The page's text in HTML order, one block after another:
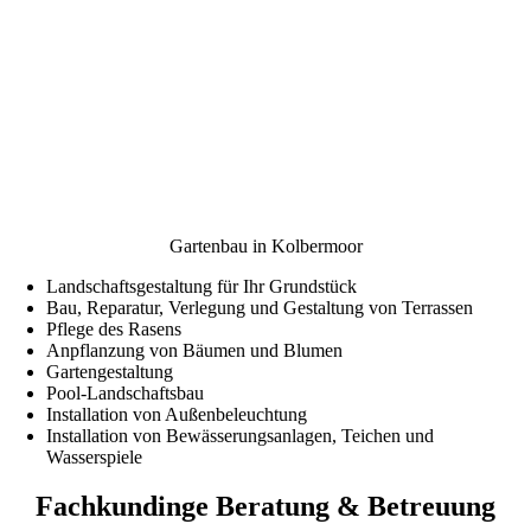
Gartenbau in Kolbermoor
Landschaftsgestaltung für Ihr Grundstück
Bau, Reparatur, Verlegung und Gestaltung von Terrassen
Pflege des Rasens
Anpflanzung von Bäumen und Blumen
Gartengestaltung
Pool-Landschaftsbau
Installation von Außenbeleuchtung
Installation von Bewässerungsanlagen, Teichen und
Wasserspiele
Fachkundinge Beratung & Betreuung